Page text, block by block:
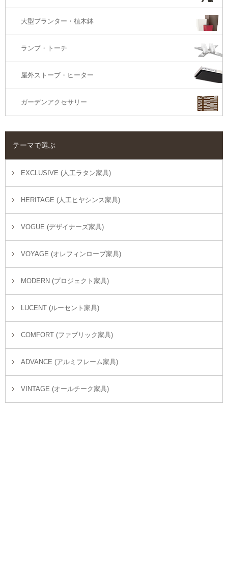
大型プランター・植木鉢
ランプ・トーチ
屋外ストーブ・ヒーター
ガーデンアクセサリー
テーマで選ぶ
EXCLUSIVE (人工ラタン家具)
HERITAGE (人工ヒヤシンス家具)
VOGUE (デザイナーズ家具)
VOYAGE (オレフィンロープ家具)
MODERN (プロジェクト家具)
LUCENT (ルーセント家具)
COMFORT (ファブリック家具)
ADVANCE (アルミフレーム家具)
VINTAGE (オールチーク家具)